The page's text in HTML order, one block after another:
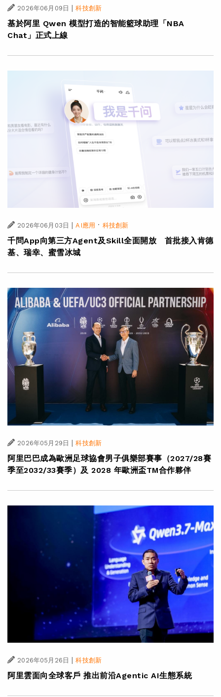
2026年06月09日 | 科技創新
基於阿里 Qwen 模型打造的智能籃球助理「NBA
Chat」正式上線
2026年06月03日 | AI應用 · 科技創新
千問App向第三方Agent及Skill全面開放 首批接入肯德
基、瑞幸、蜜雪冰城
2026年05月29日 | 科技創新
阿里巴巴成為歐洲足球協會男子俱樂部賽事（2027/28賽
季至2032/33賽季）及 2028 年歐洲盃TM合作夥伴
2026年05月26日 科技創新
阿里雲面向全球客戶 推出前沿Agentic AI生態系統